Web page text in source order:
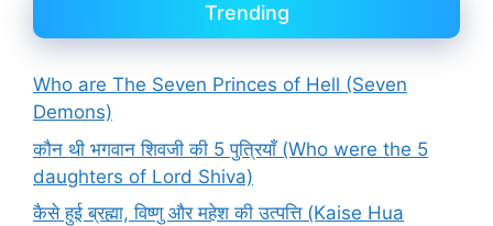
Trending
Who are The Seven Princes of Hell (Seven
Demons)
कौन थी भगवान शिवजी की 5 पुत्रियाँ (Who were the 5
daughters of Lord Shiva)
कैसे हुई ब्रह्मा, विष्णु और महेश की उत्पत्ति (Kaise Hua